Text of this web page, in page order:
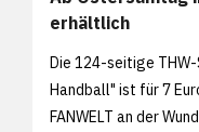
erhältlich
Die 124-seitige
Handball" ist für 7
FANWELT an der